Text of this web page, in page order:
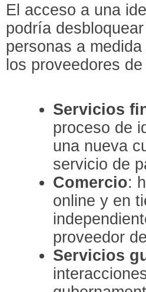
El acceso a una
podría
personas a
los proveedores
Servicios
proceso de
una nueva
servicio de
Comercio:
online y en
proveedor
Servicios